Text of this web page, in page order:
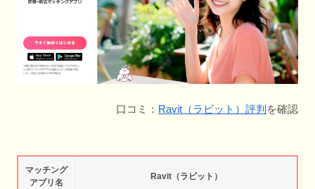
口コミ： Ravit（ラビット）評判 を確認
マッチング
アプリ名
Ravit（ラビット）